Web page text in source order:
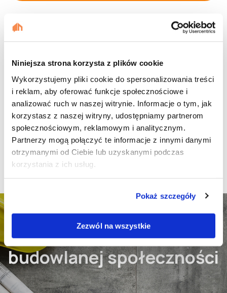
Niniejsza strona korzysta z plików cookie
Wykorzystujemy pliki cookie do spersonalizowania treści
i reklam, aby oferować funkcje społecznościowe i
analizować ruch w naszej witrynie. Informacje o tym, jak
korzystasz z naszej witryny, udostępniamy partnerom
społecznościowym, reklamowym i analitycznym.
Partnerzy mogą połączyć te informacje z innymi danymi
otrzymanymi od Ciebie lub uzyskanymi podczas
korzystania z ich usług.
Pokaż szczegóły
Zezwól na wszystkie
Dołącz do naszej
budowlanej społeczności